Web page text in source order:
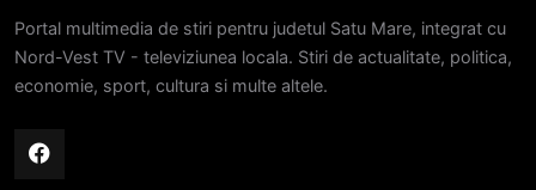
Portal multimedia de stiri pentru judetul Satu Mare, integrat cu
Nord-Vest TV - televiziunea locala. Stiri de actualitate, politica,
economie, sport, cultura si multe altele.